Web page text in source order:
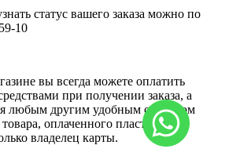
статус вашего заказа можно по
10
вы всегда можете оплатить
при получении заказа, а
любым другим удобным способом
оплаченного пластиковой
владелец карты.